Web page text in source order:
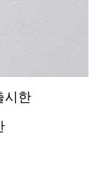
시한